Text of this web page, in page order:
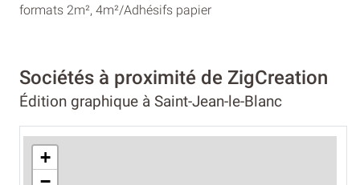
formats 2m², 4m²/Adhésifs papier
Sociétés à proximité de ZigCreation
Édition graphique à Saint-Jean-le-Blanc
+